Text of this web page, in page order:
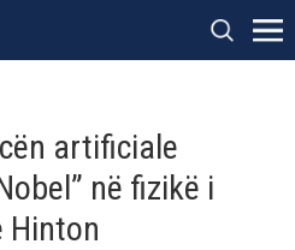
artificiale
në fizikë i
Hinton